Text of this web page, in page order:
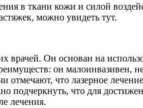
в ткани кожи и силой
можно увидеть тут.
Он основан на
он малоинвазивен,
что лазерное
что для
лечения.